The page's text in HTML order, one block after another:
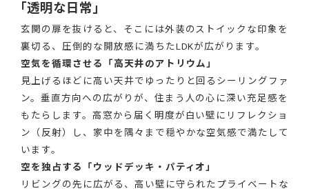
「透明な日常」
玄関の扉を抜けると、そこには外装のストイックな印象を
裏切る、圧倒的な開放感に満ちたLDKが広がります。
空気を循環させる「高天井のアトリウム」
見上げるほどに高い天井でゆったりと回るシーリングファ
ン。垂直方向への広がりが、住まう人の心に深い充足感を
もたらします。高窓から届く明度が白い壁にリフレクショ
ン（反射）し、家中を隅々まで穏やかな空気感で満たして
います。
空を独占する「ウッドデッキ・パティオ」
リビングの先に広がる、高い壁に守られたプライベートな